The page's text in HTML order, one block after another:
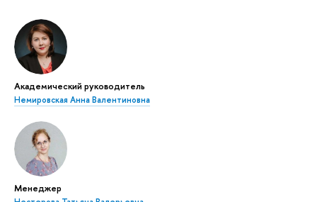
Академический руководитель
Немировская Анна Валентиновна
Менеджер